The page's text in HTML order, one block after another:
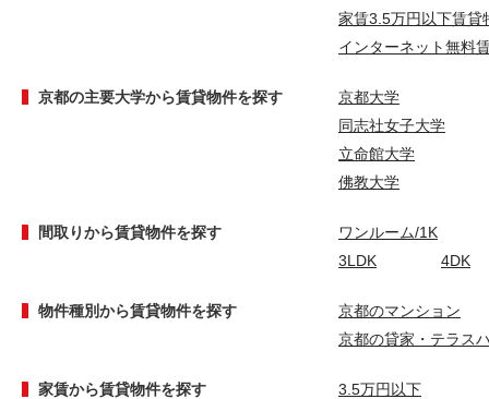
家賃3.5万円以下賃貸
インターネット無料
京都の主要大学から賃貸物件を探す
京都大学
同志社女子大学
立命館大学
佛教大学
間取りから賃貸物件を探す
ワンルーム/1K
3LDK
4DK
物件種別から賃貸物件を探す
京都のマンション
京都の貸家・テラス
家賃から賃貸物件を探す
3.5万円以下